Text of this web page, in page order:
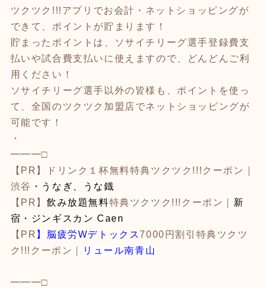
ツクツク!!!アプリでお会計・ネットショッピングが
できて、ポイントが貯まります！
貯まったポイントは、ソサイチリーグ選手登録費支
払いや試合費支払いに使えますので、どんどんご利
用ください！
ソサイチリーグ選手以外の皆様も、ポイントを使っ
て、全国のツクツク加盟店でネットショッピングが
可能です！
・
━━━□
【PR】
ドリンク１杯無料特典ツクツク!!!クーポン｜
渋谷 ・うなぎ、うな鐡
【PR】 飲み放題無料特典ツクツク!!!クーポン｜ 新
宿・ジンギスカン Caen
【PR 】 脳疲労Wデトックス7000円割引特典ツクツ
ク!!!クーポン｜
リュール南青山
━━━□